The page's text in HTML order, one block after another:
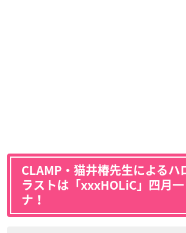
CLAMP・猫井椿先生によるハ
ラストは「xxxHOLiC」四月
ナ！